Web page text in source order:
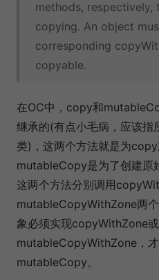
methods,
copying. An object
corresponding
copyable.
在OC中，copy和
继承的(有点小毛病，应该
类)，这两个方法就是为copy
mutableCopy是为了创建原
这两个方法分别调用
mutableCopyWithZone两
象必须实现copyWithZone
mutableCopyWithZone，
mutableCopy。